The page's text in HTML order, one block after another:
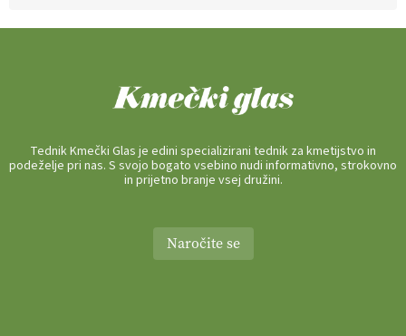
Tednik Kmečki Glas je edini specializirani tednik za kmetijstvo in
podeželje pri nas. S svojo bogato vsebino nudi informativno, strokovno
in prijetno branje vsej družini.
Naročite se